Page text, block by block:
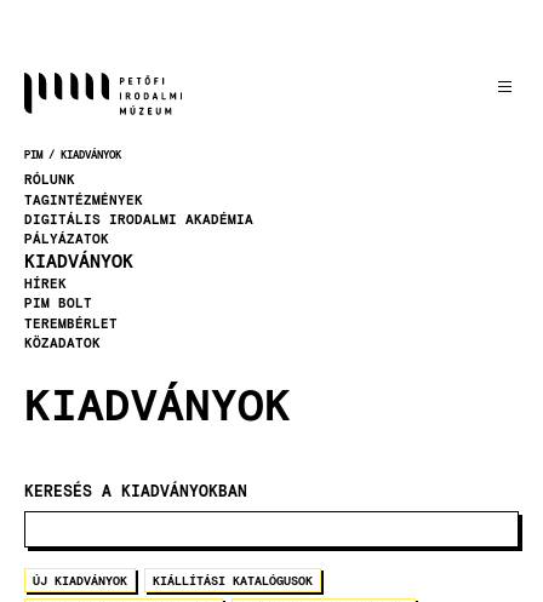
MORZSA
PIM KIADVÁNYOK
RÓLUNK
TAGINTÉZMÉNYEK
DIGITÁLIS IRODALMI AKADÉMIA
PÁLYÁZATOK
KIADVÁNYOK
HÍREK
PIM BOLT
TEREMBÉRLET
KÖZADATOK
KIADVÁNYOK
KERESÉS A KIADVÁNYOKBAN
ÚJ KIADVÁNYOK KIÁLLÍTÁSI KATALÓGUSOK